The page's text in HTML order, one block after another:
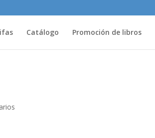
Catálogo Promoción de libros